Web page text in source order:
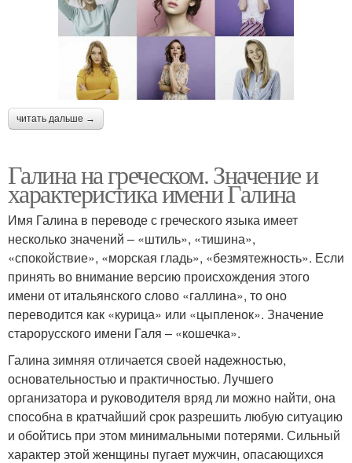
читать дальше →
Галина на греческом. Значение и
характеристика имени Галина
Имя Галина в переводе с греческого языка имеет
несколько значений – «штиль», «тишина»,
«спокойствие», «морская гладь», «безмятежность». Если
принять во внимание версию происхождения этого
имени от итальянского слово «галлина», то оно
переводится как «курица» или «цыпленок». Значение
старорусского имени Галя – «кошечка».
Галина зимняя отличается своей надежностью,
основательностью и практичностью. Лучшего
организатора и руководителя вряд ли можно найти, она
способна в кратчайший срок разрешить любую ситуацию
и обойтись при этом минимальными потерями. Сильный
характер этой женщины пугает мужчин, опасающихся